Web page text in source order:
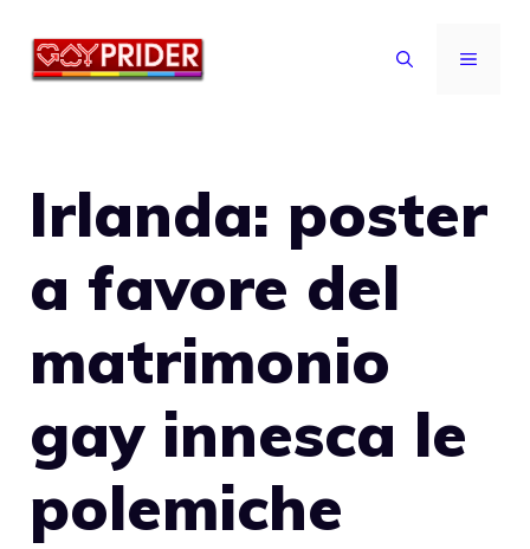
MENU
Irlanda: poster
a favore del
matrimonio
gay innesca le
polemiche